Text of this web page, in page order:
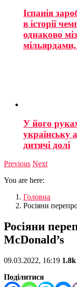
Іспанія
в історії
однаково
У його
українську
дитячі долі
Previous Next
You are here:
Головна
Росіяни
Росіяни
McDonald’s
09.03.2022, 16:19 1.8k
Поділитися